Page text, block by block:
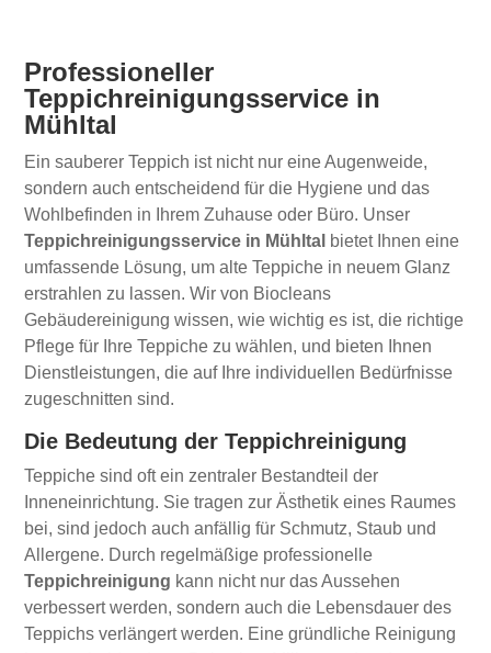
Professioneller
Teppichreinigungsservice in
Mühltal
Ein sauberer Teppich ist nicht nur eine Augenweide,
sondern auch entscheidend für die Hygiene und das
Wohlbefinden in Ihrem Zuhause oder Büro. Unser
Teppichreinigungsservice in Mühltal bietet Ihnen eine
umfassende Lösung, um alte Teppiche in neuem Glanz
erstrahlen zu lassen. Wir von Biocleans
Gebäudereinigung wissen, wie wichtig es ist, die richtige
Pflege für Ihre Teppiche zu wählen, und bieten Ihnen
Dienstleistungen, die auf Ihre individuellen Bedürfnisse
zugeschnitten sind.
Die Bedeutung der Teppichreinigung
Teppiche sind oft ein zentraler Bestandteil der
Inneneinrichtung. Sie tragen zur Ästhetik eines Raumes
bei, sind jedoch auch anfällig für Schmutz, Staub und
Allergene. Durch regelmäßige professionelle
Teppichreinigung kann nicht nur das Aussehen
verbessert werden, sondern auch die Lebensdauer des
Teppichs verlängert werden. Eine gründliche Reinigung